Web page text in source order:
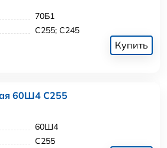
70Б1
С255; С245
Купить
60Ш4 С255
60Ш4
С255